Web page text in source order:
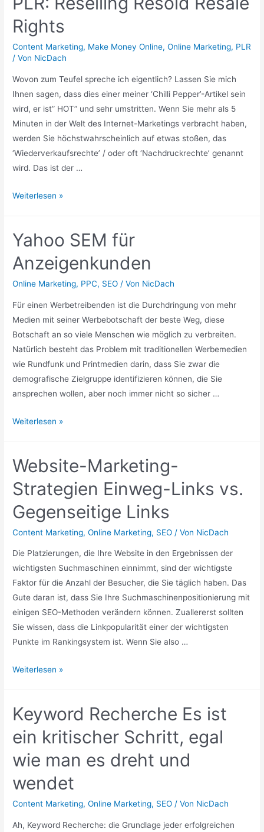
Rights
Content Marketing, Make Money Online,Online Marketing, PLR
/ Von NicDach
Wovon zum Teufel spreche ich eigentlich? Lassen Sie mich
Ihnen sagen, dass dies einer meiner ‘Chilli Pepper’-Artikel sein
wird, er ist” HOT” und sehr umstritten. Wenn Sie mehr als 5
Minuten in der Welt des Internet-Marketings verbracht haben,
werden Sie höchstwahrscheinlich auf etwas stoßen, das
‘Wiederverkaufsrechte’ / oder oft ‘Nachdruckrechte’ genannt
wird. Das ist der …
PLR:
Resale
Weiterlesen »
Yahoo SEM für
Anzeigenkunden
Online Marketing, PPC, SEO / Von NicDach
Für einen Werbetreibenden ist die Durchdringung von mehr
Medien mit seiner Werbebotschaft der beste Weg, diese
Botschaft an so viele Menschen wie möglich zu verbreiten.
Natürlich besteht das Problem mit traditionellen Werbemedien
wie Rundfunk und Printmedien darin, dass Sie zwar die
demografische Zielgruppe identifizieren können, die Sie
ansprechen wollen, aber noch immer nicht so sicher …
Yahoo
Anzeigenkunden
Weiterlesen »
Website-Marketing-
Strategien Einweg-Links vs.
Gegenseitige Links
Content Marketing,Online Marketing, SEO / Von NicDach
Die Platzierungen, die Ihre Website in den Ergebnissen der
wichtigsten Suchmaschinen einnimmt, sind der wichtigste
Faktor für die Anzahl der Besucher, die Sie täglich haben. Das
Gute daran ist, dass Sie Ihre Suchmaschinenpositionierung mit
einigen SEO-Methoden verändern können. Zuallererst sollten
Sie wissen, dass die Linkpopularität einer der wichtigsten
Punkte im Rankingsystem ist. Wenn Sie also …
Website-
Einweg-
Links
vs.
Gegenseitige
Weiterlesen »
Keyword Recherche Es ist
ein kritischer Schritt, egal
wie man es dreht und
wendet
Content Marketing,Online Marketing, SEO / Von NicDach
Ah, Keyword Recherche: die Grundlage jeder erfolgreichen